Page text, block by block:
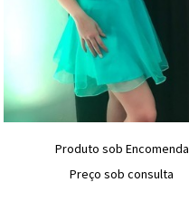
Produto sob Encomenda
Preço sob consulta